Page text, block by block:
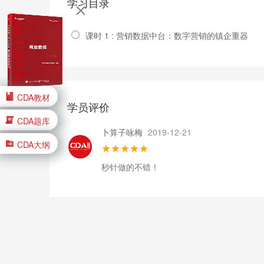
课时 1 : 营销数据中台：数字营销的镇企重器
学员评价
卜算子咏梅 2019-12-21
秒针做的不错！
CDA教材
CDA题库
CDA大纲